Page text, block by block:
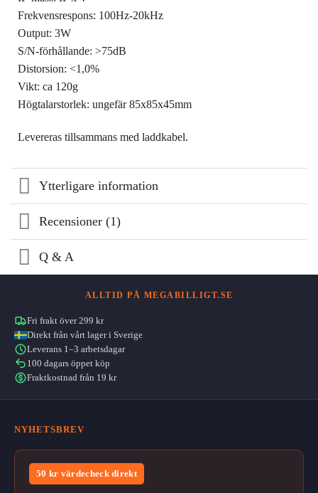
Frekvensrespons: 100Hz-20kHz
Output: 3W
S/N-förhållande: >75dB
Distorsion: <1,0%
Vikt: ca 120g
Högtalarstorlek: ungefär 85x85x45mm
Levereras tillsammans med laddkabel.
Ytterligare information
Recensioner (1)
Q & A
ALLTID PÅ MEGABILLIGT.SE
Fri frakt över 299 kr
Direkt från vårt lager i Sverige
Leverans 1–3 arbetsdagar
100 dagars öppet köp
Fraktkostnad från 19 kr
NYHETSBREV
50 kr värdecheck direkt